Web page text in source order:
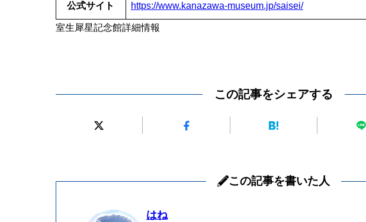
公式サイト https://www.kanazawa-museum.jp/saisei/
室生犀星記念館詳細情報
この記事をシェアする
この記事を書いた人
はね